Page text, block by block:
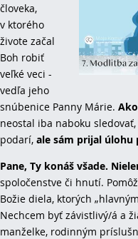
človeka,
v ktorého
živote začal
Boh robiť
veľké veci -
vedľa jeho
snúbenice Panny Márie.
neostal iba naboku
podarí, ale sám prijal úlohu
Pane, Ty konáš všade.
spoločenstve či hnutí.
Božie diela, ktorých
Nechcem byť závistlivý/á a
manželke, rodinným